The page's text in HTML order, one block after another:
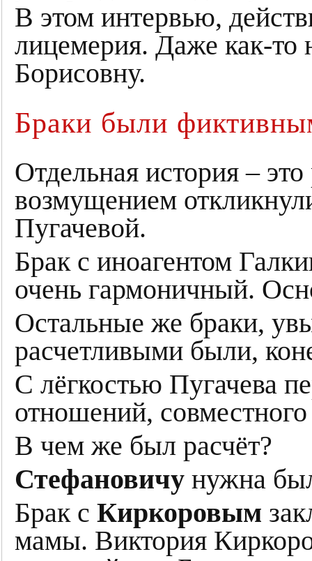
В этом интервью,
лицемерия. Даже как-то
Борисовну.
Браки были
Отдельная история –
возмущением
Пугачевой.
Брак с иноагентом
очень гармоничный.
Остальные же браки,
расчетливыми были,
С лёгкостью Пугачева
отношений, совместного
В чем же был расчёт?
Стефановичу нужна
Брак с Киркоровым
мамы. Виктория